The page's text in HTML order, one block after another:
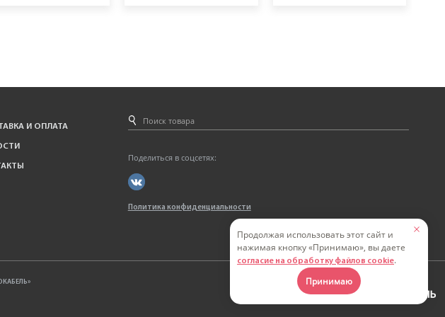
И ОПЛАТА
Поделиться в соцсетях:
Политика конфиденциальности
Продолжая использовать этот сайт и
нажимая кнопку «Принимаю», вы даете
согласие на обработку файлов cookie.
Принимаю